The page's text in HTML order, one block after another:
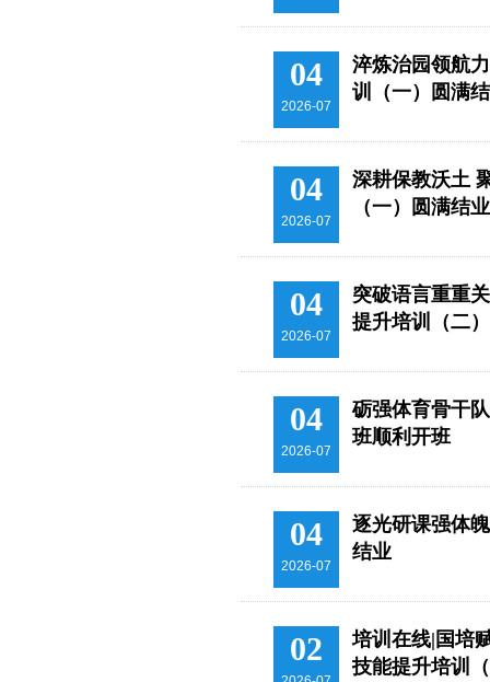
04
2026-07
淬炼治园领航
训（一）圆满
04
2026-07
深耕保教沃土
（一）圆满结业
04
2026-07
突破语言重重
提升培训（二
04
2026-07
砺强体育骨干
班顺利开班
04
2026-07
逐光研课强体
结业
02
培训在线|国培
技能提升培训